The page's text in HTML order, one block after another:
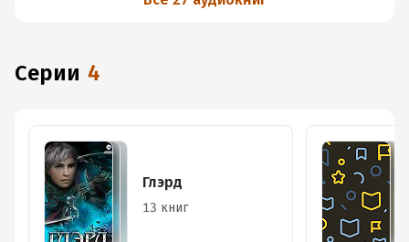
Серии 4
Глэрд
13 книг